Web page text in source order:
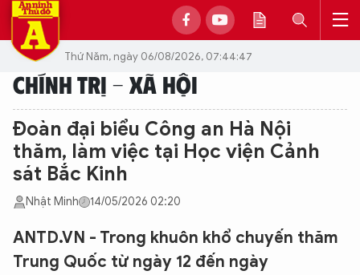
Thứ Năm, ngày 06/08/2026, 07:44:47
CHÍNH TRỊ - XÃ HỘI
Đoàn đại biểu Công an Hà Nội
thăm, làm việc tại Học viện Cảnh
sát Bắc Kinh
Nhật Minh 14/05/2026 02:20
ANTD.VN - Trong khuôn khổ chuyến thăm
Trung Quốc từ ngày 12 đến ngày